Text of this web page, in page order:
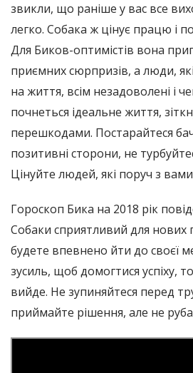
звикли, що раніше у вас все
легко. Собака ж цінує працю і
Для Биков-оптимістів вона
приємних сюрпризів, а люди,
на життя, всім незадоволені і
почнеться ідеальне життя,
перешкодами. Постарайтеся
позитивні сторони, не
Цінуйте людей, які поруч з
Гороскоп Бика на 2018 рік
Собаки сприятливий для
будете впевнено йти до своєї
зусиль, щоб домогтися успіху,
вийде. Не зупиняйтеся перед
приймайте рішення, але не